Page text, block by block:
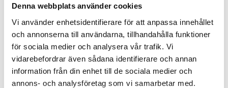
Denna webbplats använder cookies
Vi använder enhetsidentifierare för att anpassa innehållet
och annonserna till användarna, tillhandahålla funktioner
för sociala medier och analysera vår trafik. Vi
vidarebefordrar även sådana identifierare och annan
information från din enhet till de sociala medier och
annons- och analysföretag som vi samarbetar med.
Stock status
To order
Article SKU
89.2711.114.105
Manufacturer
Märke SRAM